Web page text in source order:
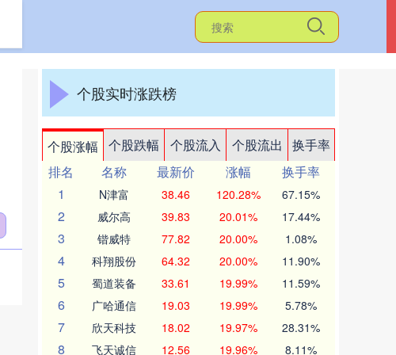
个股实时涨跌榜
个股涨幅 个股跌幅 个股流入 个股流出
换手率
排名
名称 最新价 涨幅
换手率
1
N津富 38.46 120.28% 67.15%
2 威尔高 39.83 20.01% 17.44%
3 锴威特 77.82 20.00% 1.08%
4 科翔股份 64.32 20.00% 11.90%
5 蜀道装备 33.61 19.99% 11.59%
6 广哈通信 19.03 19.99% 5.78%
7 欣天科技 18.02 19.97% 28.31%
8 飞天诚信 12.56 19.96% 8.11%